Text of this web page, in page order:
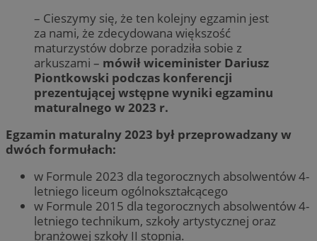
– Cieszymy się, że ten kolejny egzamin jest
za nami, że zdecydowana większość
maturzystów dobrze poradziła sobie z
arkuszami – mówił wiceminister Dariusz
Piontkowski podczas konferencji
prezentującej wstępne wyniki egzaminu
maturalnego w 2023 r.
Egzamin maturalny 2023 był przeprowadzany w
dwóch formułach:
w Formule 2023 dla tegorocznych absolwentów 4-
letniego liceum ogólnokształcącego
w Formule 2015 dla tegorocznych absolwentów 4-
letniego technikum, szkoły artystycznej oraz
branżowej szkoły II stopnia.